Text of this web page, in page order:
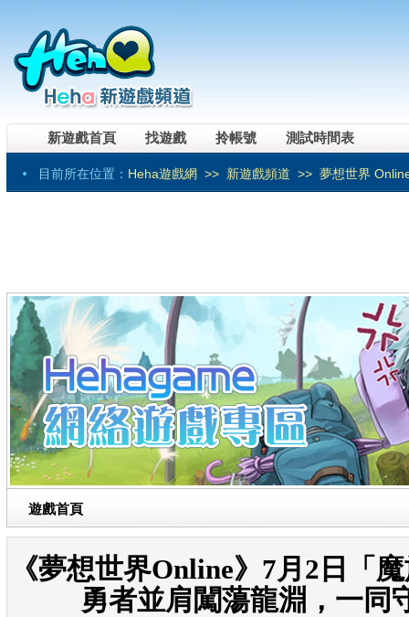
新遊戲首頁 找遊戲 拎帳號 測試時間表
目前所在位置： Heha遊戲網 >> 新遊戲頻道 >> 夢想世界
遊戲首頁
《夢想世界Online》7月2日「
勇者並肩闖蕩龍淵，一同